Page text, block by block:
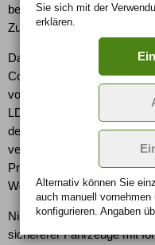
beispielsweise beim
Zusammenstoß zu
Das bereits verfügbare
Control Assist) wahrt einen
vorausfahrenden
LDP (Lane Departure
der Fahrspur verhindert.
vervollständigen den
Prototypen, der den Fahrer
Weise unterstützt.
Nissan hat sich weltweit
sichererer Fahrzeuge mit
Sie sich mit der
erklären.
Alternativ können Sie
auch manuell
konfigurieren. Angaben